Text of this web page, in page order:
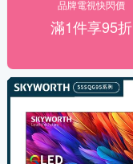
品牌電視快閃價
滿1件享95折